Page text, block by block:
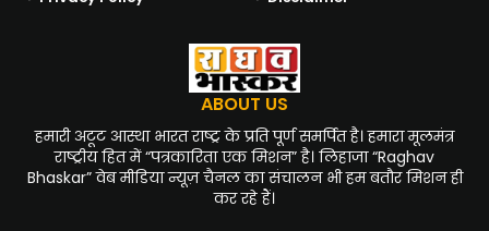
ABOUT US
हमारी अटूट आस्था भारत राष्ट्र के प्रति पूर्ण समर्पित है। हमारा मूलमंत्र
राष्ट्रीय हित में “पत्रकारिता एक मिशन” है। लिहाजा “Raghav
Bhaskar” वेब मीडिया न्यूज़ चैनल का संचालन भी हम बतौर मिशन ही
कर रहे हैं।